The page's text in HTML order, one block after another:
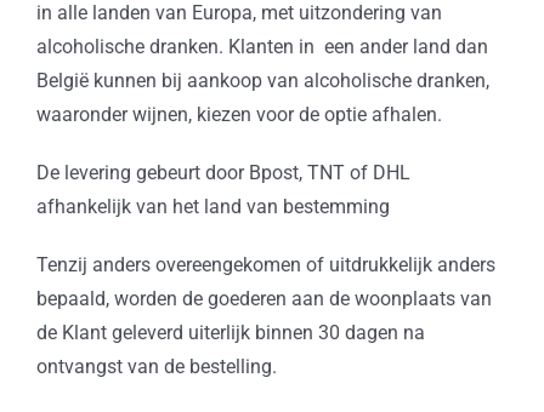
in alle landen van Europa, met uitzondering van
alcoholische dranken. Klanten in een ander land dan
België kunnen bij aankoop van alcoholische dranken,
waaronder wijnen, kiezen voor de optie afhalen.
De levering gebeurt door Bpost, TNT of DHL
afhankelijk van het land van bestemming
Tenzij anders overeengekomen of uitdrukkelijk anders
bepaald, worden de goederen aan de woonplaats van
de Klant geleverd uiterlijk binnen 30 dagen na
ontvangst van de bestelling.